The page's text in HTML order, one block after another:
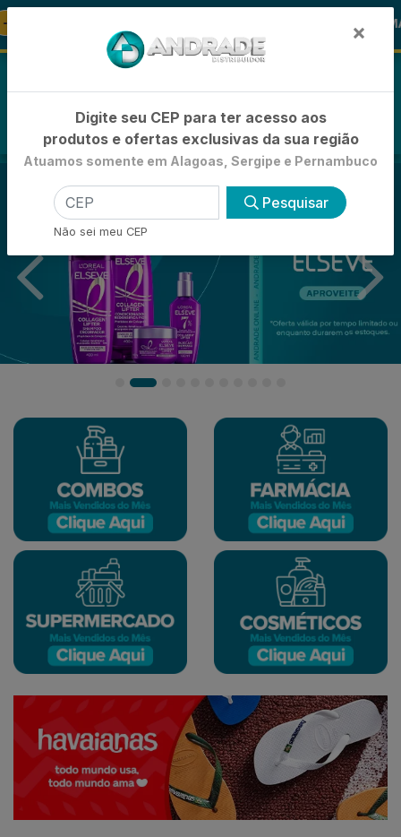
🪞 FRALDA TURMA DA ×
Digite seu CEP para ter acesso aos
produtos e ofertas exclusivas da sua região
Atuamos somente em Alagoas, Sergipe e Pernambuco
Pesquisar
Não sei meu CEP